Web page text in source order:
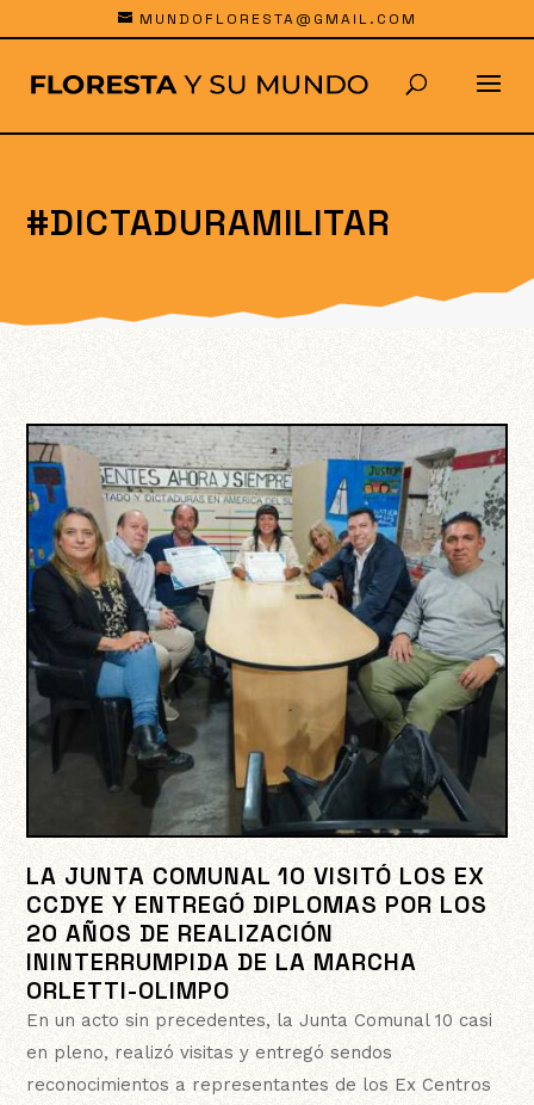
MUNDOFLORESTA@GMAIL.COM
#DICTADURAMILITAR
LA JUNTA COMUNAL 10 VISITÓ LOS EX
CCDYE Y ENTREGÓ DIPLOMAS POR LOS
20 AÑOS DE REALIZACIÓN
ININTERRUMPIDA DE LA MARCHA
ORLETTI-OLIMPO
En un acto sin precedentes, la Junta Comunal 10 casi
en pleno, realizó visitas y entregó sendos
reconocimientos a representantes de los Ex Centros